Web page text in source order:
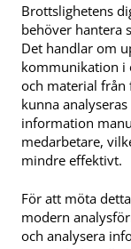
Brottslighetens
behöver hantera
Det handlar om
kommunikation i
och material från
kunna
information
medarbetare,
mindre effektivt.
För att möta
modern
och analysera